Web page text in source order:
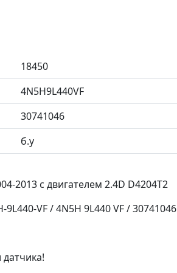
18450
4N5H9L440VF
30741046
б.у
2013 с двигателем 2.4D D4204T2
VF / 4N5H 9L440 VF / 30741046